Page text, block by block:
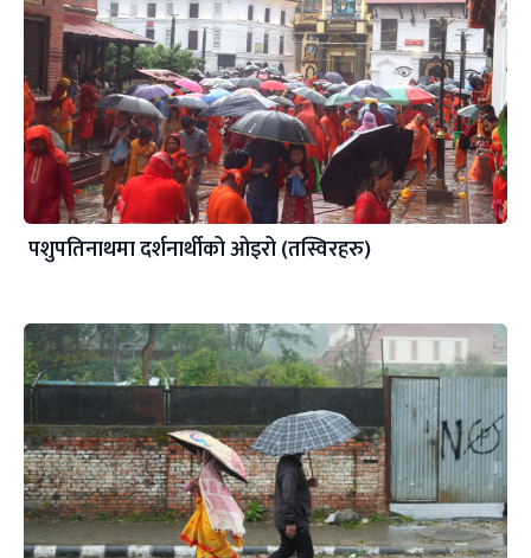
पशुपतिनाथमा दर्शनार्थीको ओइरो (तस्विरहरु)